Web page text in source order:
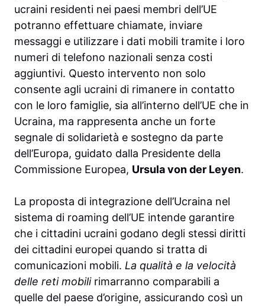
ucraini residenti nei paesi membri dell’UE
potranno effettuare chiamate, inviare
messaggi e utilizzare i dati mobili tramite i loro
numeri di telefono nazionali senza costi
aggiuntivi. Questo intervento non solo
consente agli ucraini di rimanere in contatto
con le loro famiglie, sia all’interno dell’UE che in
Ucraina, ma rappresenta anche un forte
segnale di solidarietà e sostegno da parte
dell’Europa, guidato dalla Presidente della
Commissione Europea, Ursula von der Leyen.
La proposta di integrazione dell’Ucraina nel
sistema di roaming dell’UE intende garantire
che i cittadini ucraini godano degli stessi diritti
dei cittadini europei quando si tratta di
comunicazioni mobili. La qualità e la velocità
delle reti mobilirimarranno comparabili a
quelle del paese d’origine, assicurando così un